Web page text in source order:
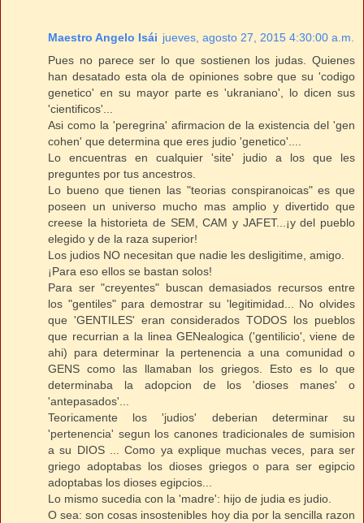
Maestro Angelo Isái jueves, agosto 27, 2015 4:30:00 a.m.
Pues no parece ser lo que sostienen los judas. Quienes
han desatado esta ola de opiniones sobre que su 'codigo
genetico' en su mayor parte es 'ukraniano', lo dicen sus
'cientificos'...
Asi como la 'peregrina' afirmacion de la existencia del 'gen
cohen' que determina que eres judio 'genetico'....
Lo encuentras en cualquier 'site' judio a los que les
preguntes por tus ancestros.
Lo bueno que tienen las "teorias conspiranoicas" es que
poseen un universo mucho mas amplio y divertido que
creese la historieta de SEM, CAM y JAFET...¡y del pueblo
elegido y de la raza superior!
Los judios NO necesitan que nadie les desligitime, amigo.
¡Para eso ellos se bastan solos!
Para ser "creyentes" buscan demasiados recursos entre
los "gentiles" para demostrar su 'legitimidad... No olvides
que 'GENTILES' eran considerados TODOS los pueblos
que recurrian a la linea GENealogica ('gentilicio', viene de
ahi) para determinar la pertenencia a una comunidad o
GENS como las llamaban los griegos. Esto es lo que
determinaba la adopcion de los 'dioses manes' o
'antepasados'...
Teoricamente los 'judios' deberian determinar su
'pertenencia' segun los canones tradicionales de sumision
a su DIOS ... Como ya explique muchas veces, para ser
griego adoptabas los dioses griegos o para ser egipcio
adoptabas los dioses egipcios...
Lo mismo sucedia con la 'madre': hijo de judia es judio.
O sea: son cosas insostenibles hoy dia por la sencilla razon